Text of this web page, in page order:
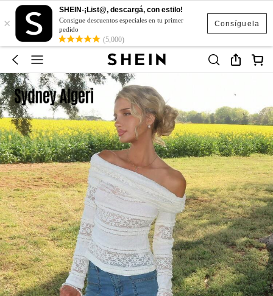
Consíguela
×
SHEIN-¡List@, descargá, con estilo!
Consigue descuentos especiales en tu primer
pedido
(5,000)